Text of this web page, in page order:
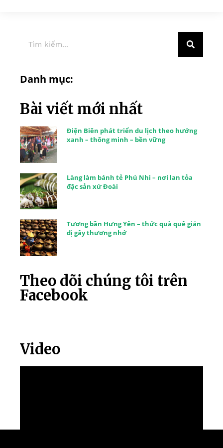
Danh mục:
Bài viết mới nhất
Điện Biên phát triển du lịch theo hướng
xanh – thông minh – bền vững
Làng làm bánh tẻ Phú Nhi – nơi lan tỏa
đặc sản xứ Đoài
Tương bần Hưng Yên – thức quà quê giản
dị gây thương nhớ
Theo dõi chúng tôi trên
Facebook
Video